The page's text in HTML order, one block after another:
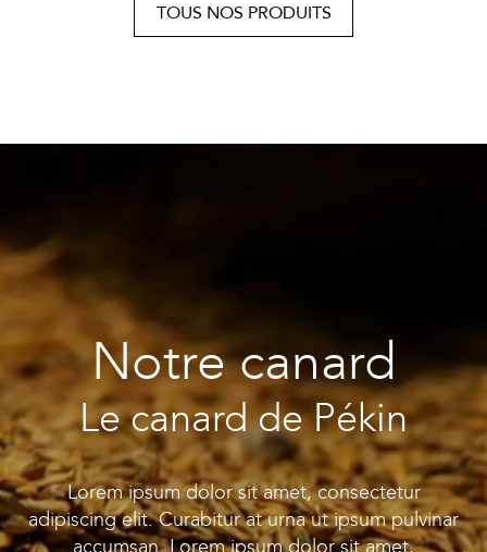
TOUS NOS PRODUITS
Notre canard
Le canard de Pékin
Lorem ipsum dolor sit amet, consectetur
adipiscing elit. Curabitur at urna ut ipsum pulvinar
accumsan. Lorem ipsum dolor sit amet,